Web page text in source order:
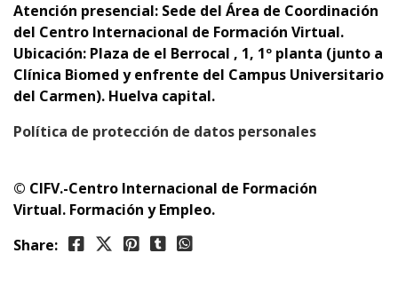
Atención presencial: Sede del Área de Coordinación
del Centro Internacional de Formación Virtual.
Ubicación: Plaza de el Berrocal , 1, 1º planta (junto a
Clínica Biomed y enfrente del Campus Universitario
del Carmen). Huelva capital.
Política de protección de datos personales
© CIFV.-Centro Internacional de Formación
Virtual. Formación y Empleo.
Share: